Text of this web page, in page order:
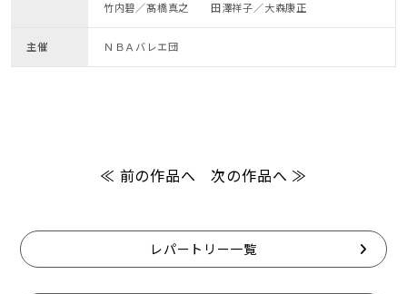
竹内碧／髙橋真之 田澤祥子／大森康正
主催 ＮＢＡバレエ団
≪ 前の作品へ 次の作品へ ≫
レパートリー一覧